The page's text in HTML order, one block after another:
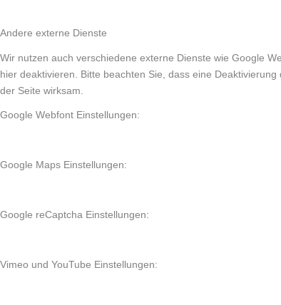
Andere externe Dienste
Wir nutzen auch verschiedene externe Dienste wie Google
hier deaktivieren. Bitte beachten Sie, dass eine
der Seite wirksam.
Google Webfont Einstellungen:
Google Maps Einstellungen:
Google reCaptcha Einstellungen:
Vimeo und YouTube Einstellungen: